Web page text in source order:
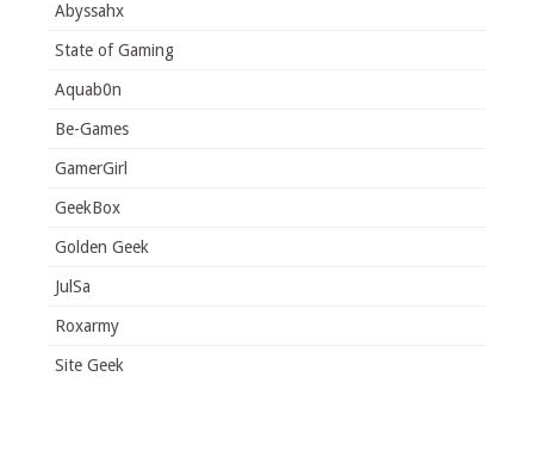
Abyssahx
State of Gaming
Aquab0n
Be-Games
GamerGirl
GeekBox
Golden Geek
JulSa
Roxarmy
Site Geek